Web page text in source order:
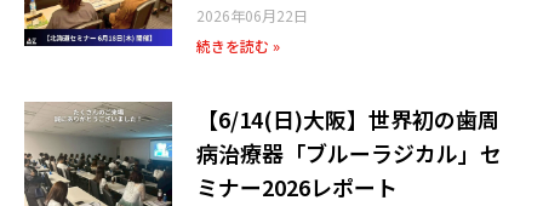
2026年06月22日
続きを読む »
【6/14(日)大阪】世界初の歯周
病治療器「ブルーラジカル」セ
ミナー2026レポート